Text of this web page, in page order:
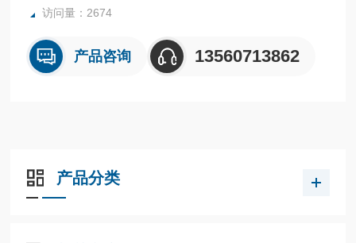
访问量：2674
产品咨询 13560713862
产品分类